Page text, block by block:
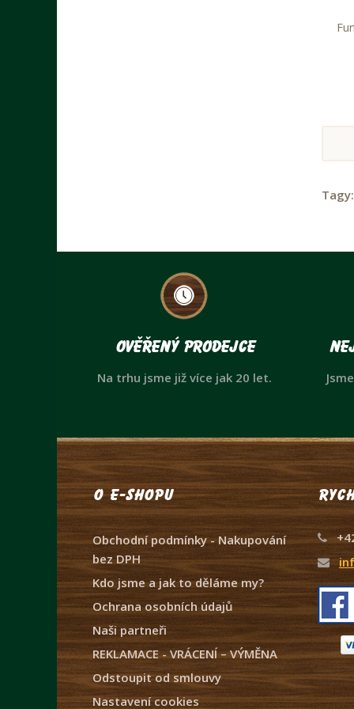
Ověřený prodejce
Na trhu jsme již více jak 20 let.
O e-shopu
Obchodní podmínky - Nakupování
bez DPH
Kdo jsme a jak to děláme my?
Ochrana osobních údajů
Naši partneři
REKLAMACE - VRÁCENÍ – VÝMĚNA
Odstoupit od smlouvy
Nastavení cookies